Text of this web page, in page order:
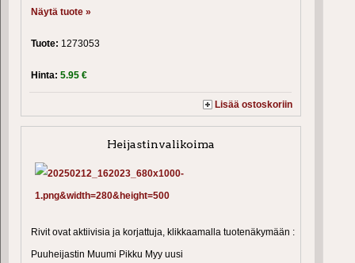
Näytä tuote »
Tuote: 1273053
Hinta: 5.95 €
Lisää ostoskoriin
Heijastinvalikoima
Rivit ovat aktiivisia ja korjattuja, klikkaamalla tuotenäkymään :
Puuheijastin Muumi Pikku Myy uusi